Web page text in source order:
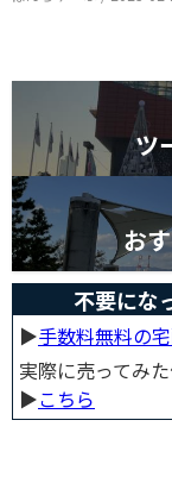
ツ
お
不要にな
▶︎手数料無料の
実際に売ってみ
▶︎こちら